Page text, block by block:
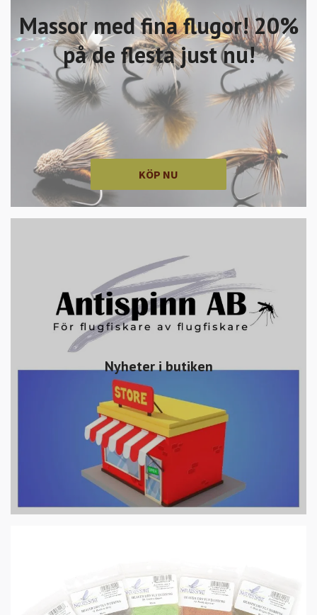
Massor med fina flugor! 20%
på de flesta just nu!
KÖP NU
Nyheter i butiken